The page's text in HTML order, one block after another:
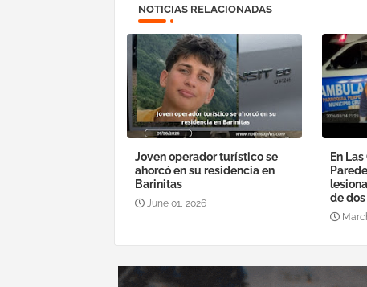
NOTICIAS RELACIONADAS
Joven operador turístico se
ahorcó en su residencia en
Barinitas
June 01, 2026
En
de